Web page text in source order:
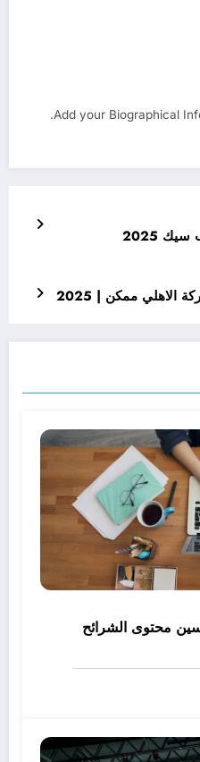
Add your Biographical
2025
ممكن | 2025
محتوى الشرائح